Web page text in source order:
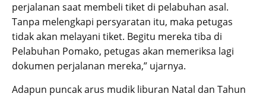
perjalanan saat membeli tiket di pelabuhan asal.
Tanpa melengkapi persyaratan itu, maka petugas
tidak akan melayani tiket. Begitu mereka tiba di
Pelabuhan Pomako, petugas akan memeriksa lagi
dokumen perjalanan mereka,” ujarnya.
Adapun puncak arus mudik liburan Natal dan Tahun